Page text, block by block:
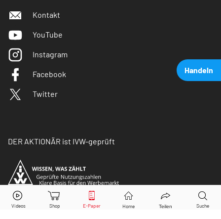
Handeln
Nordex Aktie jetzt handeln?
Kontakt
YouTube
Instagram
Facebook
Twitter
DER AKTIONÄR ist IVW-geprüft